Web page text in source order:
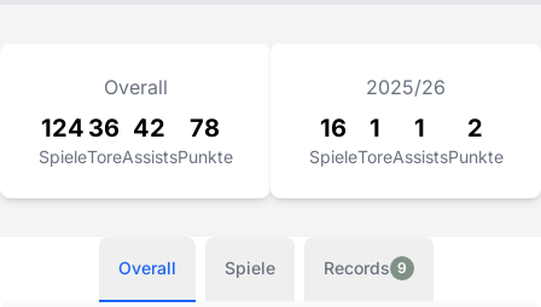
Overall
124
Spiele
36
Tore
42
Assists
78
Punkte
2025/26
16
Spiele
1
Tore
1
Assists
2
Punkte
Overall Spiele Records 9